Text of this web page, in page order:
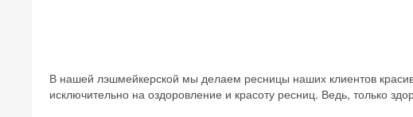
В нашей лэшмейкерской мы делаем ресницы наших клиентов
исключительно на оздоровление и красоту ресниц. Ведь, только